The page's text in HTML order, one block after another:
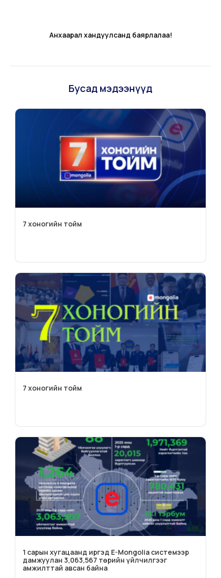
Анхаарал хандуулсанд баярлалаа!
Бусад мэдээнүүд
7 хоногийн тойм
7 хоногийн тойм
1 сарын хугацаанд иргэд E-Mongolia системээр
дамжуулан 3,063,567 төрийн үйлчилгээг
амжилттай авсан байна